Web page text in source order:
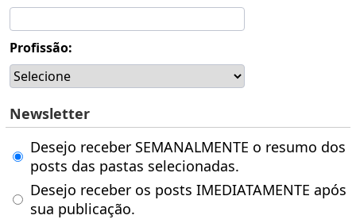
Profissão:
Newsletter
Desejo receber SEMANALMENTE o resumo dos
posts das pastas selecionadas.
Desejo receber os posts IMEDIATAMENTE após
sua publicação.